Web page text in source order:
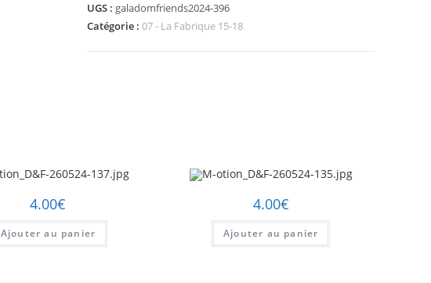
260524-
396.jpg
UGS : galadomfriends2024-396
Catégorie :07 - La Fabrique 15-18
4.00€
Ajouter au panier
4.00€
Ajouter au panier